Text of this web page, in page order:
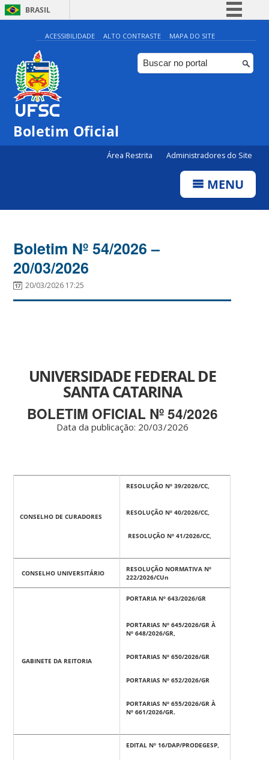
BRASIL
Simplifique!
Comunica BR
Participe
ACESSIBILIDADE ALTO CONTRASTE MAPA DO SITE
Boletim Oficial
Área Restrita Administradores do Site
MENU
Boletim Nº 54/2026 –
20/03/2026
20/03/2026 17:25
UNIVERSIDADE FEDERAL DE
SANTA CATARINA
BOLETIM OFICIAL Nº 54/2026
Data da publicação: 20/03/2026
CONSELHO DE CURADORES
RESOLUÇÃO Nº 39/2026/CC,
RESOLUÇÃO Nº 40/2026/CC,
RESOLUÇÃO Nº 41/2026/CC,
CONSELHO UNIVERSITÁRIO
RESOLUÇÃO NORMATIVA Nº
222/2026/CUn
GABINETE DA REITORIA
PORTARIA Nº 643/2026/GR
PORTARIAS Nº 645/2026/GR À
Nº 648/2026/GR,
PORTARIAS Nº 650/2026/GR
PORTARIAS Nº 652/2026/GR
PORTARIAS Nº 655/2026/GR À
Nº 661/2026/GR.
EDITAL Nº 16/DAP/PRODEGESP,